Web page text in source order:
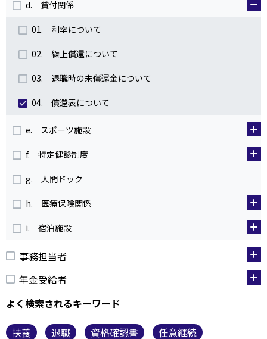
d. 貸付関係
01. 利率について
02. 繰上償還について
03. 退職時の未償還金について
04. 償還表について
e. スポーツ施設
f. 特定健診制度
g. 人間ドック
h. 医療保険関係
i. 宿泊施設
事務担当者
年金受給者
よく検索されるキーワード
扶養 退職 資格確認書 任意継続